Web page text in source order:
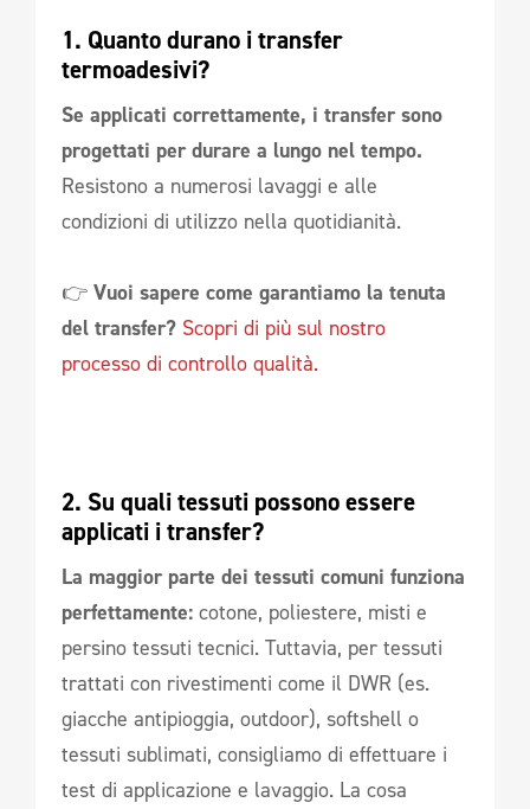
1. Quanto durano i transfer
termoadesivi?
Se applicati correttamente, i transfer sono
progettati per durare a lungo nel tempo.
Resistono a numerosi lavaggi e alle
condizioni di utilizzo nella quotidianità.
👉 Vuoi sapere come garantiamo la tenuta
del transfer? Scopri di più sul nostro
processo di controllo qualità.
2. Su quali tessuti possono essere
applicati i transfer?
La maggior parte dei tessuti comuni funziona
perfettamente: cotone, poliestere, misti e
persino tessuti tecnici. Tuttavia, per tessuti
trattati con rivestimenti come il DWR (es.
giacche antipioggia, outdoor), softshell o
tessuti sublimati, consigliamo di effettuare i
test di applicazione e lavaggio. La cosa